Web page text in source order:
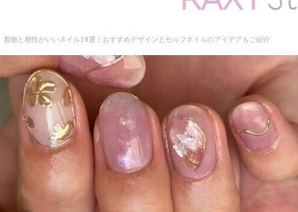
着物と相性がいいネイル19選！おすすめデザインとセルフネイルのアイデアもご紹介